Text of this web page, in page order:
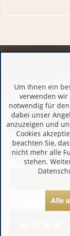
Um Ihnen ein
verwenden wir
notwendig für
dabei unser
anzuzeigen und
Cookies
beachten Sie,
nicht mehr alle
stehen.
Alle